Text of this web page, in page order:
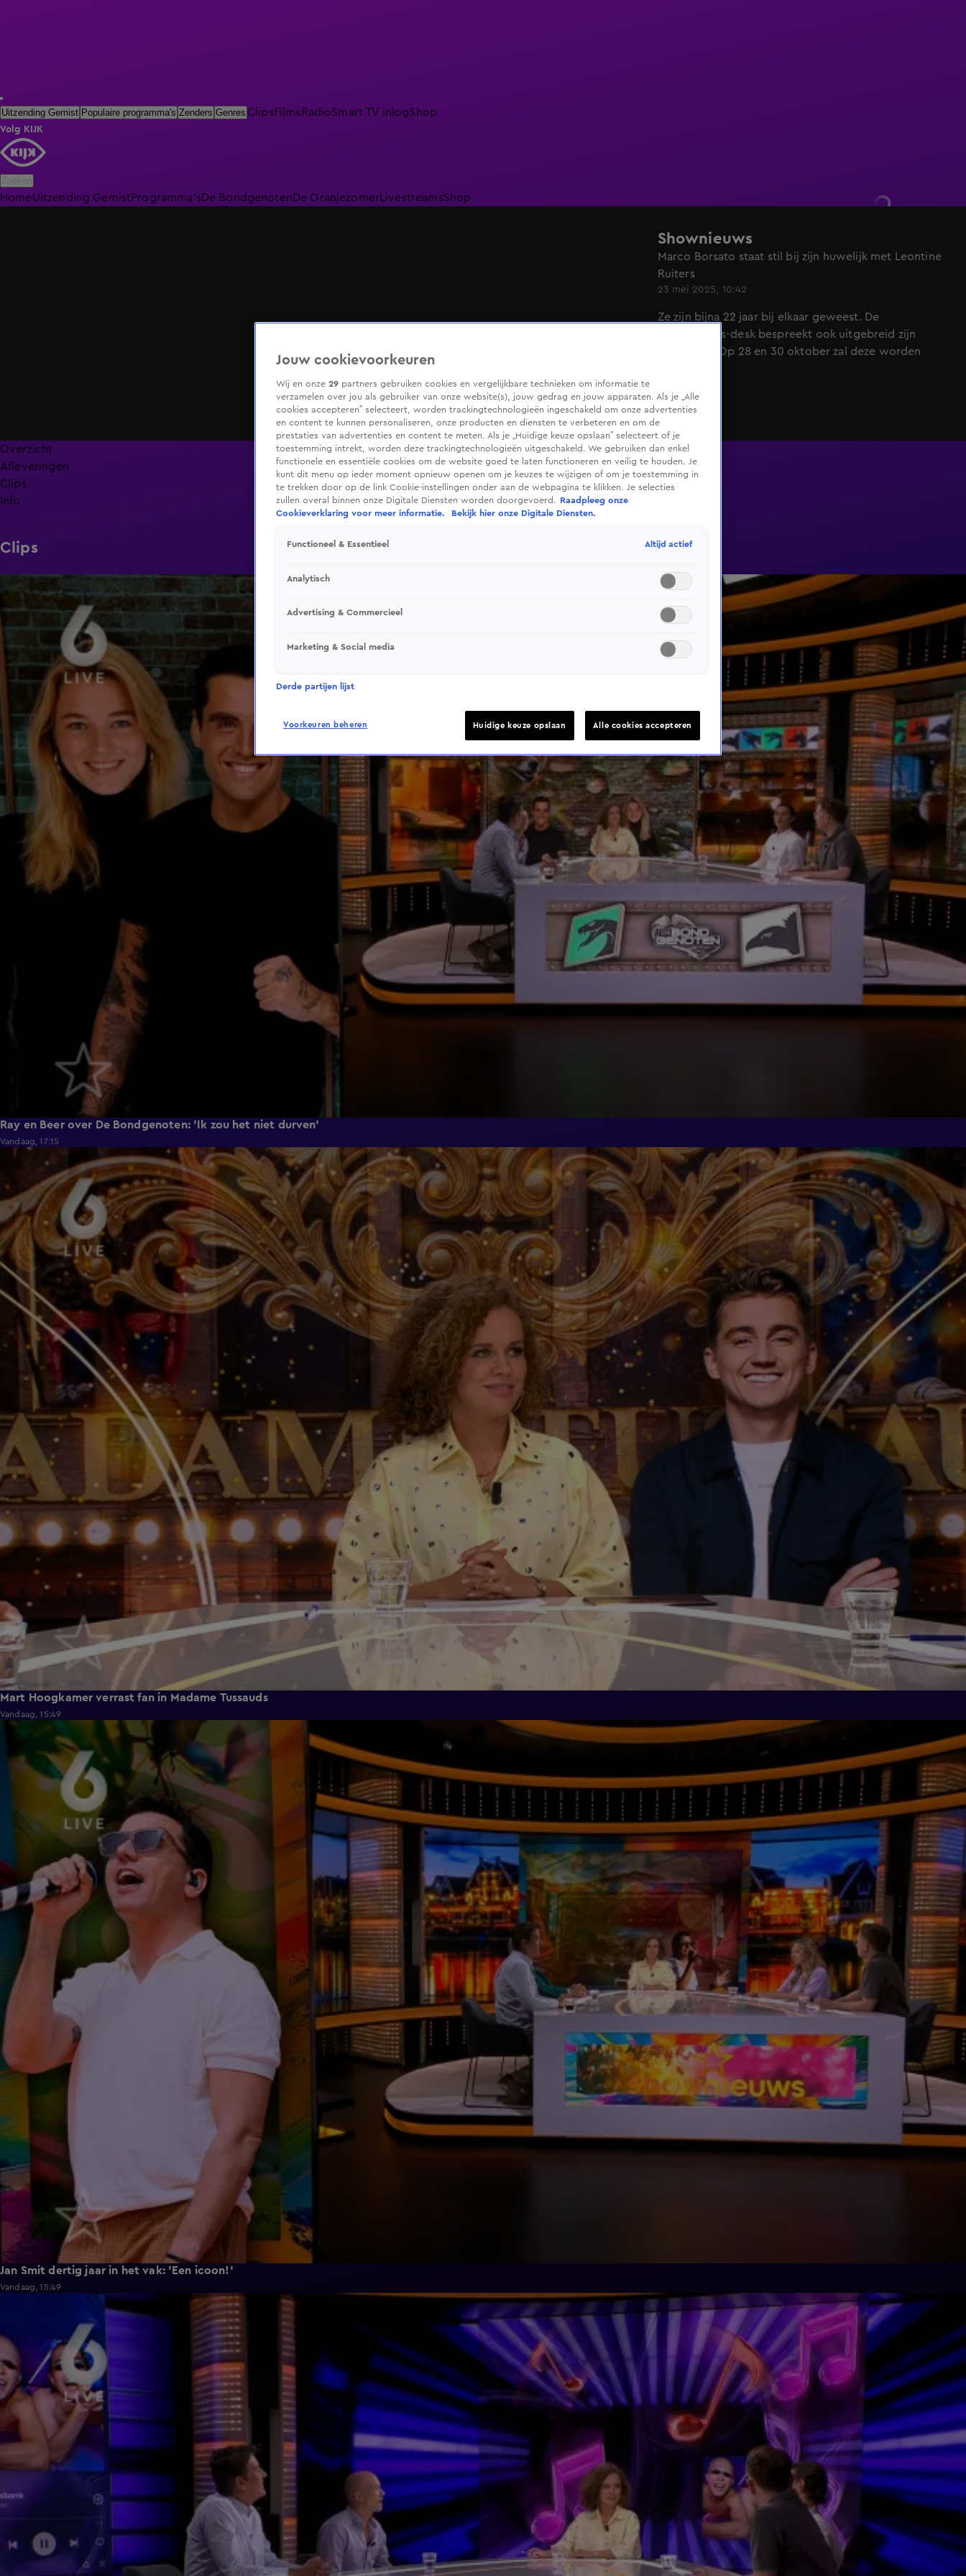
Uitzending Gemist Populaire programma's Zenders Genres ClipsFilmsRadioSmart TV inlogShop
Volg KIJK
HomeUitzending GemistProgramma'sDe BondgenotenDe Oranjezomer LivestreamsShop
Shownieuws
Marco Borsato staat stil bij zijn huwelijk met Leontine
Ruiters
23 mei 2025, 10:42
Ze zijn bijna 22 jaar bij elkaar geweest. De
Shownieuws-desk bespreekt ook uitgebreid zijn
zedenzaak. Op 28 en 30 oktober zal deze worden
Overzicht
Afleveringen
Clips
Info
Clips
Ray en Beer over De Bondgenoten: 'Ik zou het niet durven'
Vandaag, 17:15
Mart Hoogkamer verrast fan in Madame Tussauds
Vandaag, 15:49
Jan Smit dertig jaar in het vak: 'Een icoon!'
Vandaag, 15:49
Jouw cookievoorkeuren
Wij en onze 29 partners gebruiken cookies en vergelijkbare technieken om informatie te
verzamelen over jou als gebruiker van onze website(s), jouw gedrag en jouw apparaten. Als je „Alle
cookies accepteren” selecteert, worden trackingtechnologieën ingeschakeld om onze advertenties
en content te kunnen personaliseren, onze producten en diensten te verbeteren en om de
prestaties van advertenties en content te meten. Als je „Huidige keuze opslaan” selecteert of je
toestemming intrekt, worden deze trackingtechnologieën uitgeschakeld. We gebruiken dan enkel
functionele en essentiële cookies om de website goed te laten functioneren en veilig te houden. Je
kunt dit menu op ieder moment opnieuw openen om je keuzes te wijzigen of om je toestemming in
te trekken door op de link Cookie-instellingen onder aan de webpagina te klikken. Je selecties
zullen overal binnen onze Digitale Diensten worden doorgevoerd.
Raadpleeg onze
Cookieverklaring voor meer informatie.
Bekijk hier onze Digitale Diensten.
Functioneel & Essentieel Altijd actief
Analytisch
Advertising & Commercieel
Marketing & Social media
Derde partijen lijst
Voorkeuren beheren Huidige keuze opslaan Alle cookies accepteren